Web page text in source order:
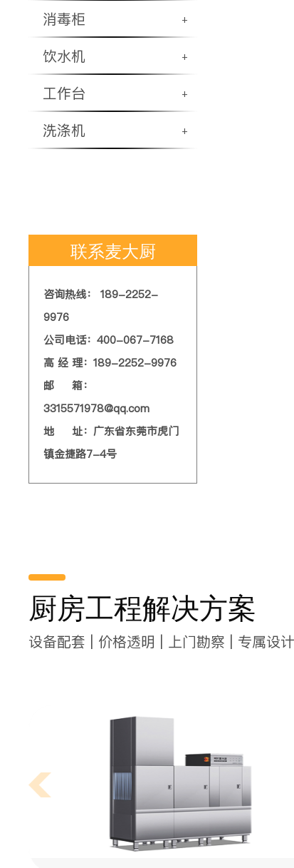
消毒柜 +
饮水机 +
工作台 +
洗涤机 +
联系麦大厨
咨询热线： 189-2252-
9976
公司电话：400-067-7168
高 经 理：189-2252-9976
邮 箱：
3315571978@qq.com
地 址：广东省东莞市虎门
镇金捷路7-4号
厨房工程解决方案
设备配套 | 价格透明 | 上门勘察 | 专属设